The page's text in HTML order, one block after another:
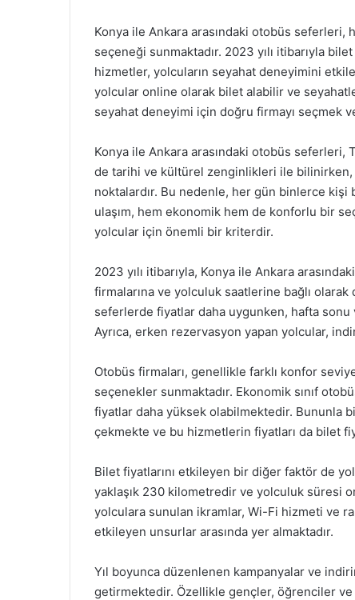
Konya ile Ankara arasındaki otobüs seferleri,
seçeneği sunmaktadır. 2023 yılı itibarıyla
hizmetler, yolcuların seyahat deneyimini
yolcular online olarak bilet alabilir ve
seyahat deneyimi için doğru firmayı seçmek
Konya ile Ankara arasındaki otobüs seferleri,
de tarihi ve kültürel zenginlikleri ile bilinirken,
noktalardır. Bu nedenle, her gün binlerce
ulaşım, hem ekonomik hem de konforlu bir
yolcular için önemli bir kriterdir.
2023 yılı itibarıyla, Konya ile Ankara
firmalarına ve yolculuk saatlerine bağlı
seferlerde fiyatlar daha uygunken, hafta
Ayrıca, erken rezervasyon yapan yolcular,
Otobüs firmaları, genellikle farklı konfor
seçenekler sunmaktadır. Ekonomik sınıf
fiyatlar daha yüksek olabilmektedir. Bununla
çekmekte ve bu hizmetlerin fiyatları da bilet
Bilet fiyatlarını etkileyen bir diğer faktör de
yaklaşık 230 kilometredir ve yolculuk süresi
yolculara sunulan ikramlar, Wi-Fi hizmeti ve
etkileyen unsurlar arasında yer almaktadır.
Yıl boyunca düzenlenen kampanyalar ve
getirmektedir. Özellikle gençler, öğrenciler